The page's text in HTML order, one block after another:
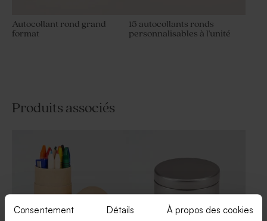
Consentement Détails À propos des cookies
Autocollant rond grand
format
15 autocollants ronds
personnalisables à l'unité
Produits associés